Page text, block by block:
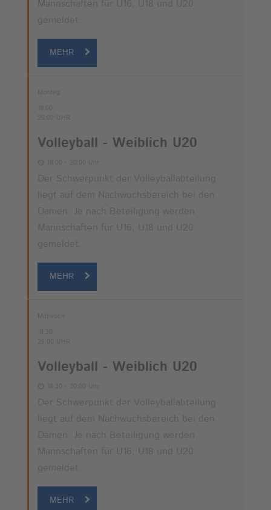
Mannschaften für U16, U18 und U20
gemeldet.
MEHR
18:00
20:00 UHR
Volleyball - Weiblich U20
18:00 - 20:00 Uhr
Der Schwerpunkt der Volleyballabteilung
liegt auf dem Nachwuchsbereich bei den
Damen. Je nach Beteiligung werden
Mannschaften für U16, U18 und U20
gemeldet.
MEHR
18:30
20:00 UHR
Volleyball - Weiblich U20
18:30 - 20:00 Uhr
Der Schwerpunkt der Volleyballabteilung
liegt auf dem Nachwuchsbereich bei den
Damen. Je nach Beteiligung werden
Mannschaften für U16, U18 und U20
gemeldet.
MEHR